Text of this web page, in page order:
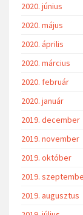
2021. január
2020. december
2020. november
2020. október
2020. szeptember
2020. augusztus
2020. július
2020. június
2020. május
2020. április
2020. március